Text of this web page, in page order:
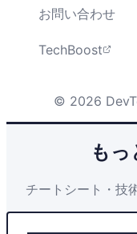
お問い合わせ
TechBoost
© 2026
も
チートシート・技